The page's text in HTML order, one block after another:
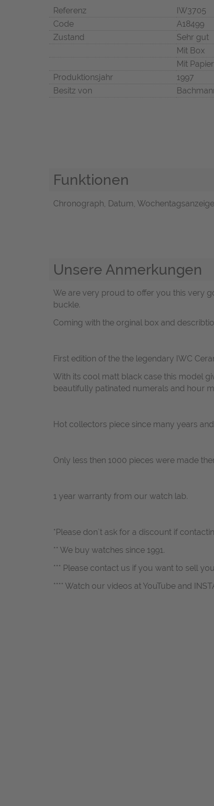
Referenz
IW3705
Code
A18499
Zustand
Sehr gut
Mit Box
Mit
Produktionsjahr
1997
Besitz von
Funktionen
Chronograph, Datum, Wochentagsanzeige
Unsere Anmerkungen
We are very proud to offer you this very
buckle.
Coming with the orginal box and
First edition of the the legendary IWC
With its cool matt black case this model
beautifully patinated numerals and hour
Hot collectors piece since many years
Only less then 1000 pieces were made
1 year warranty from our watch lab.
*Please don`t ask for a discount if
** We buy watches since 1991.
*** Please contact us if you want to sell
**** Watch our videos at YouTube and